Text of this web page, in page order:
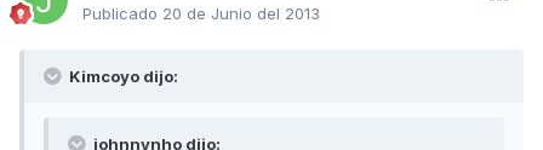
Publicado 20 de Junio del 2013
Kimcoyo dijo:
johnnynho dijo: